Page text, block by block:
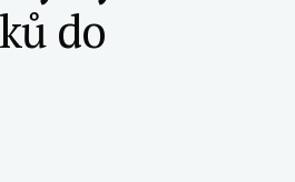
do